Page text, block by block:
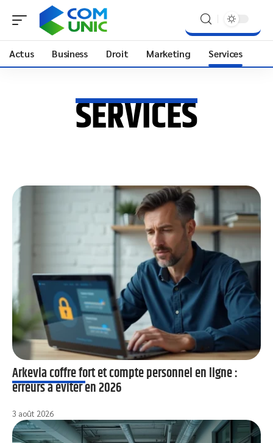
Actus Business Droit Marketing Services
SERVICES
Arkevia coffre fort et compte personnel en ligne :
erreurs à éviter en 2026
3 août 2026